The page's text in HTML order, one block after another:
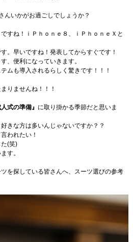
んいかがお過ごしでしょうか？
すね！ｉＰｈｏｎｅ８、ｉＰｈｏｎｅＸと
。早いですね！発表してからすぐです！
、便利になっていきます。
ムも導入されるらしく驚きです！！！
りませんね！！！
人式の準備』 に取り掛かる季節だと思いま
きな方は多いんじゃないですか？？
われたい！
(笑)
す。
を探している皆さんへ、スーツ選びの参考